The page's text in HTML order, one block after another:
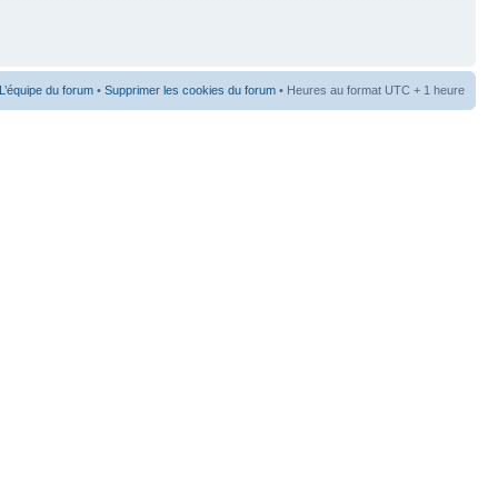
L’équipe du forum • Supprimer les cookies du forum • Heures au format UTC + 1 heure